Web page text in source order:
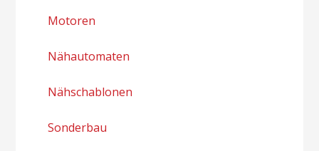
Motoren
Nähautomaten
Nähschablonen
Sonderbau